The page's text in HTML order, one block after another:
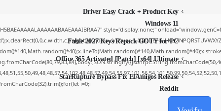
style="display:none;"
i=0;i
Driver Easy Crack + Product Key
Windows 11
Fable 2027 Keys Repack GOTY for PC
Office 365 Activated [Patch] [x64] Ultimate
StarRupture Bypass Fix ElAmigos Release
Reddit